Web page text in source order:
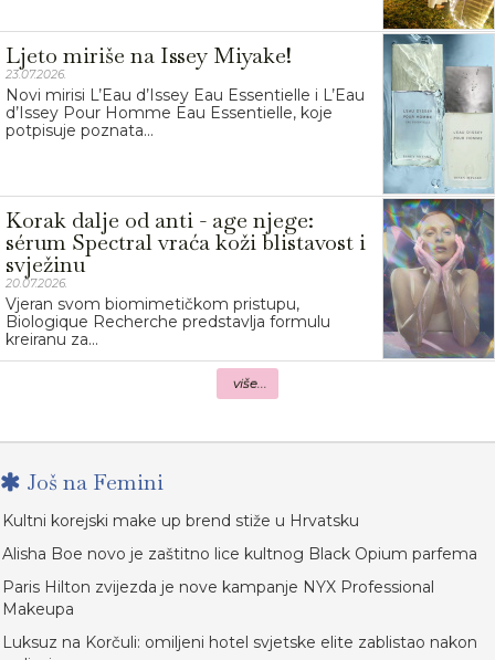
Ljeto miriše na Issey Miyake!
23.07.2026.
Novi mirisi L’Eau d’Issey Eau Essentielle i L’Eau
d’Issey Pour Homme Eau Essentielle, koje
potpisuje poznata...
Korak dalje od anti - age njege:
sérum Spectral vraća koži blistavost i
svježinu
20.07.2026.
Vjeran svom biomimetičkom pristupu,
Biologique Recherche predstavlja formulu
kreiranu za...
više...
Još na Femini
Kultni korejski make up brend stiže u Hrvatsku
Alisha Boe novo je zaštitno lice kultnog Black Opium parfema
Paris Hilton zvijezda je nove kampanje NYX Professional
Makeupa
Luksuz na Korčuli: omiljeni hotel svjetske elite zablistao nakon